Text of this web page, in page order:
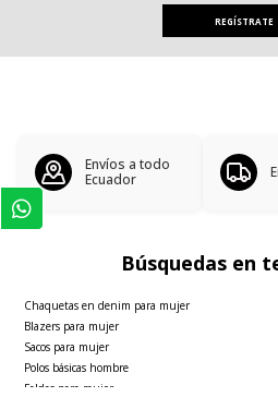
REGÍSTRATE
Envíos a todo
Ecuador
Búsquedas en
Chaquetas en denim para mujer
Blazers para mujer
Sacos para mujer
Polos básicas hombre
Faldas para mujer